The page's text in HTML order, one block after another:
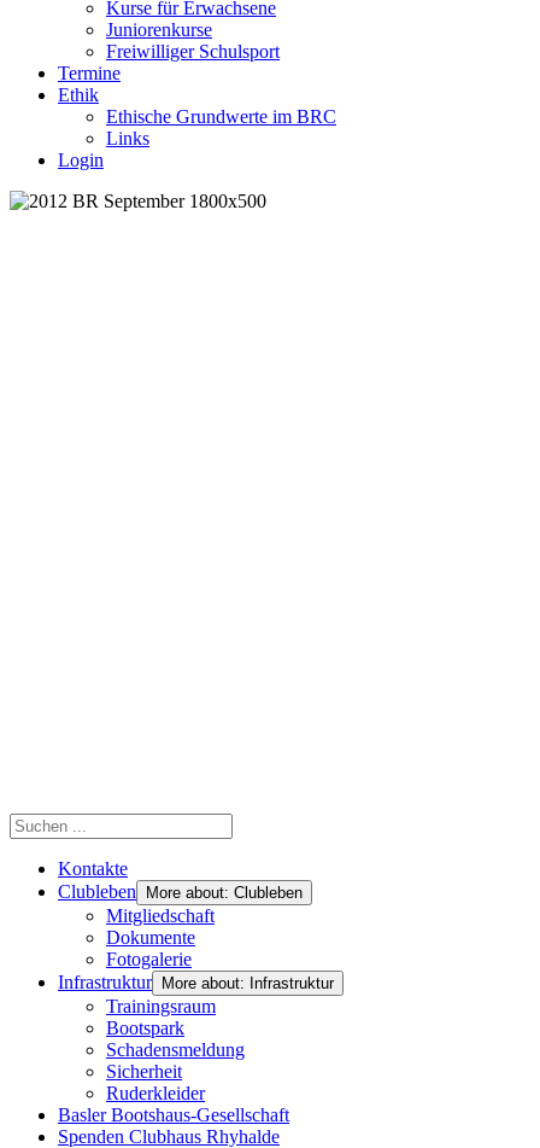
Kurse für Erwachsene
Juniorenkurse
Freiwilliger Schulsport
Termine
Ethik
Ethische Grundwerte im BRC
Links
Login
Kontakte
Clubleben
More about: Clubleben
Mitgliedschaft
Dokumente
Fotogalerie
Infrastruktur
More about: Infrastruktur
Trainingsraum
Bootspark
Schadensmeldung
Sicherheit
Ruderkleider
Basler Bootshaus-Gesellschaft
Spenden Clubhaus Rhyhalde